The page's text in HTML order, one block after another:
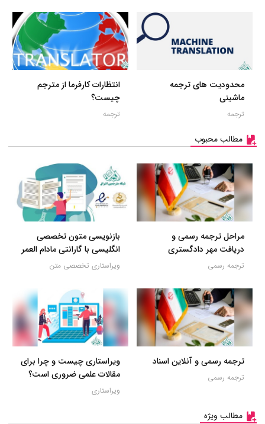
محدودیت های ترجمه
ماشینی
ترجمه
انتظارات کارفرما از مترجم
چیست؟
ترجمه
مطالب محبوب
مراحل ترجمه رسمی و
دریافت مهر دادگستری
ترجمه رسمی
بازنویسی متون تخصصی
انگلیسی با گارانتی مادام العمر
ویراستاری تخصصی متن
ترجمه رسمی و آنلاین اسناد
ترجمه رسمی
ویراستاری چیست و چرا برای
مقالات علمی ضروری است؟
ویراستاری
مطالب ویژه